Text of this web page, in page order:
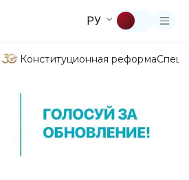
РУ
Конституционная реформа